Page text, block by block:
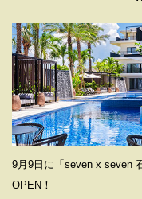
9⽉9⽇に「seven x seven
OPEN！